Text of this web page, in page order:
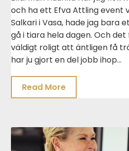
och ha ett Efva Attling event
Salkari i Vasa, hade jag bara
gå i tiara hela dagen. Och det
väldigt roligt att äntligen få
har ju gjort en del jobb ihop…
Read More